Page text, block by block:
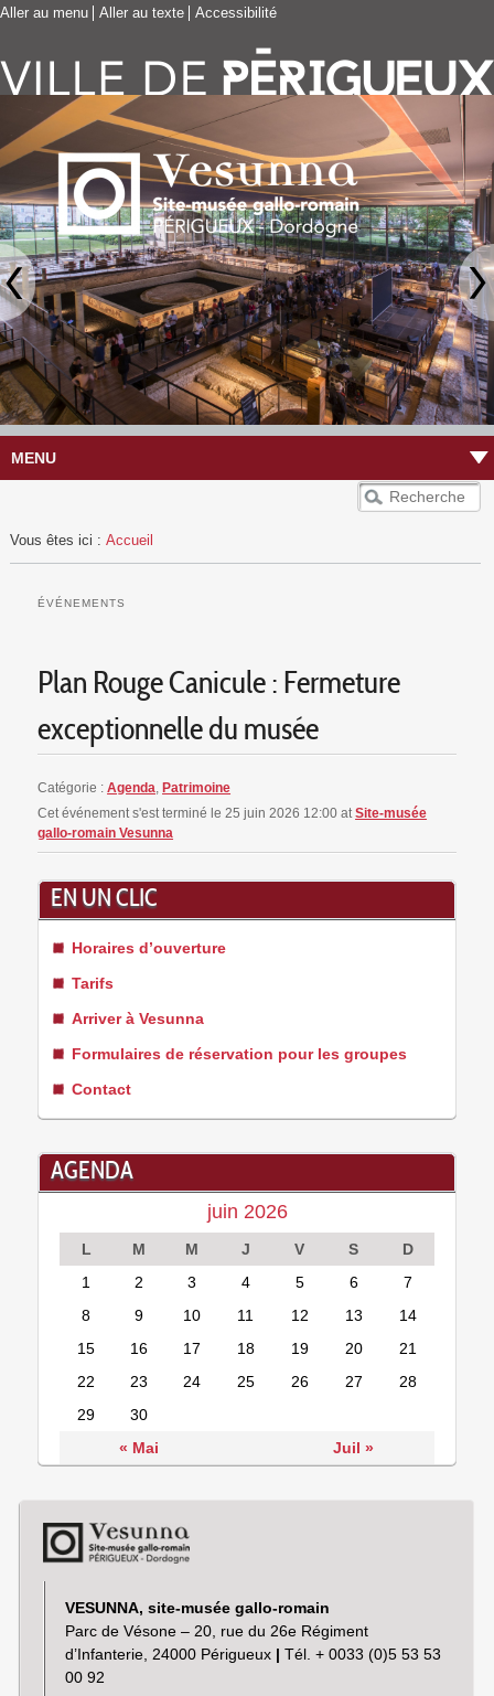
Aller au menu Aller au texte Accessibilité
MENU
VESUNNA
Vous êtes ici : Accueil
ÉVÉNEMENTS
Plan Rouge Canicule : Fermeture
exceptionnelle du musée
Catégorie :Agenda ,Patrimoine
Cet événement s'est terminé le 25 juin 2026 12:00atSite-musée
gallo-romain Vesunna
EN UN CLIC
Horaires d’ouverture
Tarifs
Arriver à Vesunna
Formulaires de réservation pour les groupes
Contact
AGENDA
juin 2026
L M M J V S
D
1
2 3 4 5 6
7
8
9 10 11 12 13
14
15
16 17 18 19 20
21
22
23 24 25 26 27
28
29
30
« Mai
Juil »
VESUNNA, site-musée gallo-romain
Parc de Vésone – 20, rue du 26e Régiment
d’Infanterie, 24000 Périgueux | Tél. + 0033 (0)5 53 53
00 92